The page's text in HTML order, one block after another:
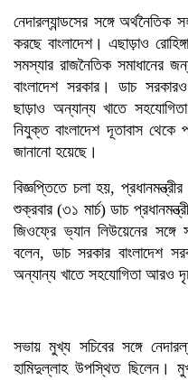
সুপার
সেলিম
বিসিক
রাখার
সেবা
নেদারল্যান্ডসের সঙ্গে
করছে বাংলাদেশ। এছাড়াও
সমস্যার রাজনৈতিক সমাধানের
বাংলাদেশ সরকার। ডাচ
ছাড়াও অন্যান্য খাতে
নিযুক্ত বাংলাদেশ দূতাবাস
জানানো হয়েছে।
বিজ্ঞপ্তিতে চলা হয়,
শুক্রবার (৩১ মার্চ) ডাচ
জিওফ্রে ভ্যান লিউয়েনের সঙ্গে
বলেন, ডাচ সরকার বাংলাদেশ
অন্যান্য খাতে সহযোগিতা আরও
সভায় মুখ্য সচিবের সঙ্গে
হামিদুল্লাহ উপস্থিত ছিলেন।